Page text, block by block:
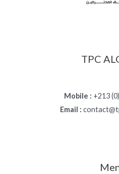
TPC
Mobile : +213
Email :